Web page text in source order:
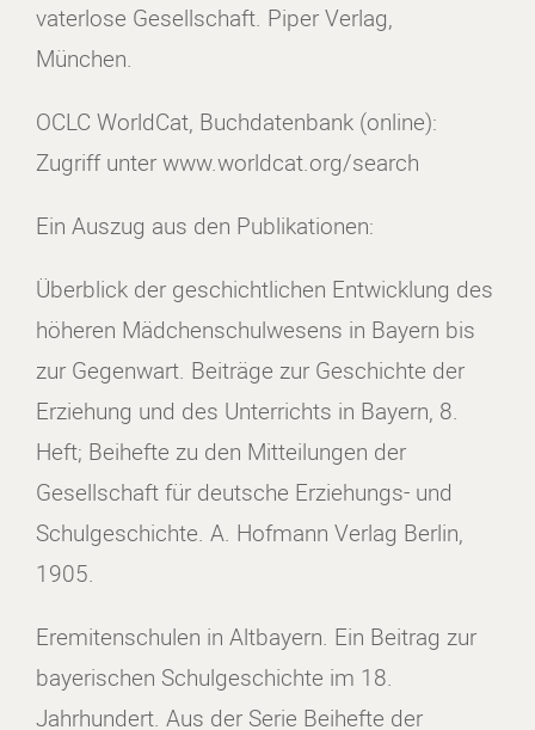
vaterlose Gesellschaft. Piper Verlag,
München.
OCLC WorldCat, Buchdatenbank (online):
Zugriff unter www.worldcat.org/search
Ein Auszug aus den Publikationen:
Überblick der geschichtlichen Entwicklung des
höheren Mädchenschulwesens in Bayern bis
zur Gegenwart. Beiträge zur Geschichte der
Erziehung und des Unterrichts in Bayern, 8.
Heft; Beihefte zu den Mitteilungen der
Gesellschaft für deutsche Erziehungs- und
Schulgeschichte. A. Hofmann Verlag Berlin,
1905.
Eremitenschulen in Altbayern. Ein Beitrag zur
bayerischen Schulgeschichte im 18.
Jahrhundert. Aus der Serie Beihefte der